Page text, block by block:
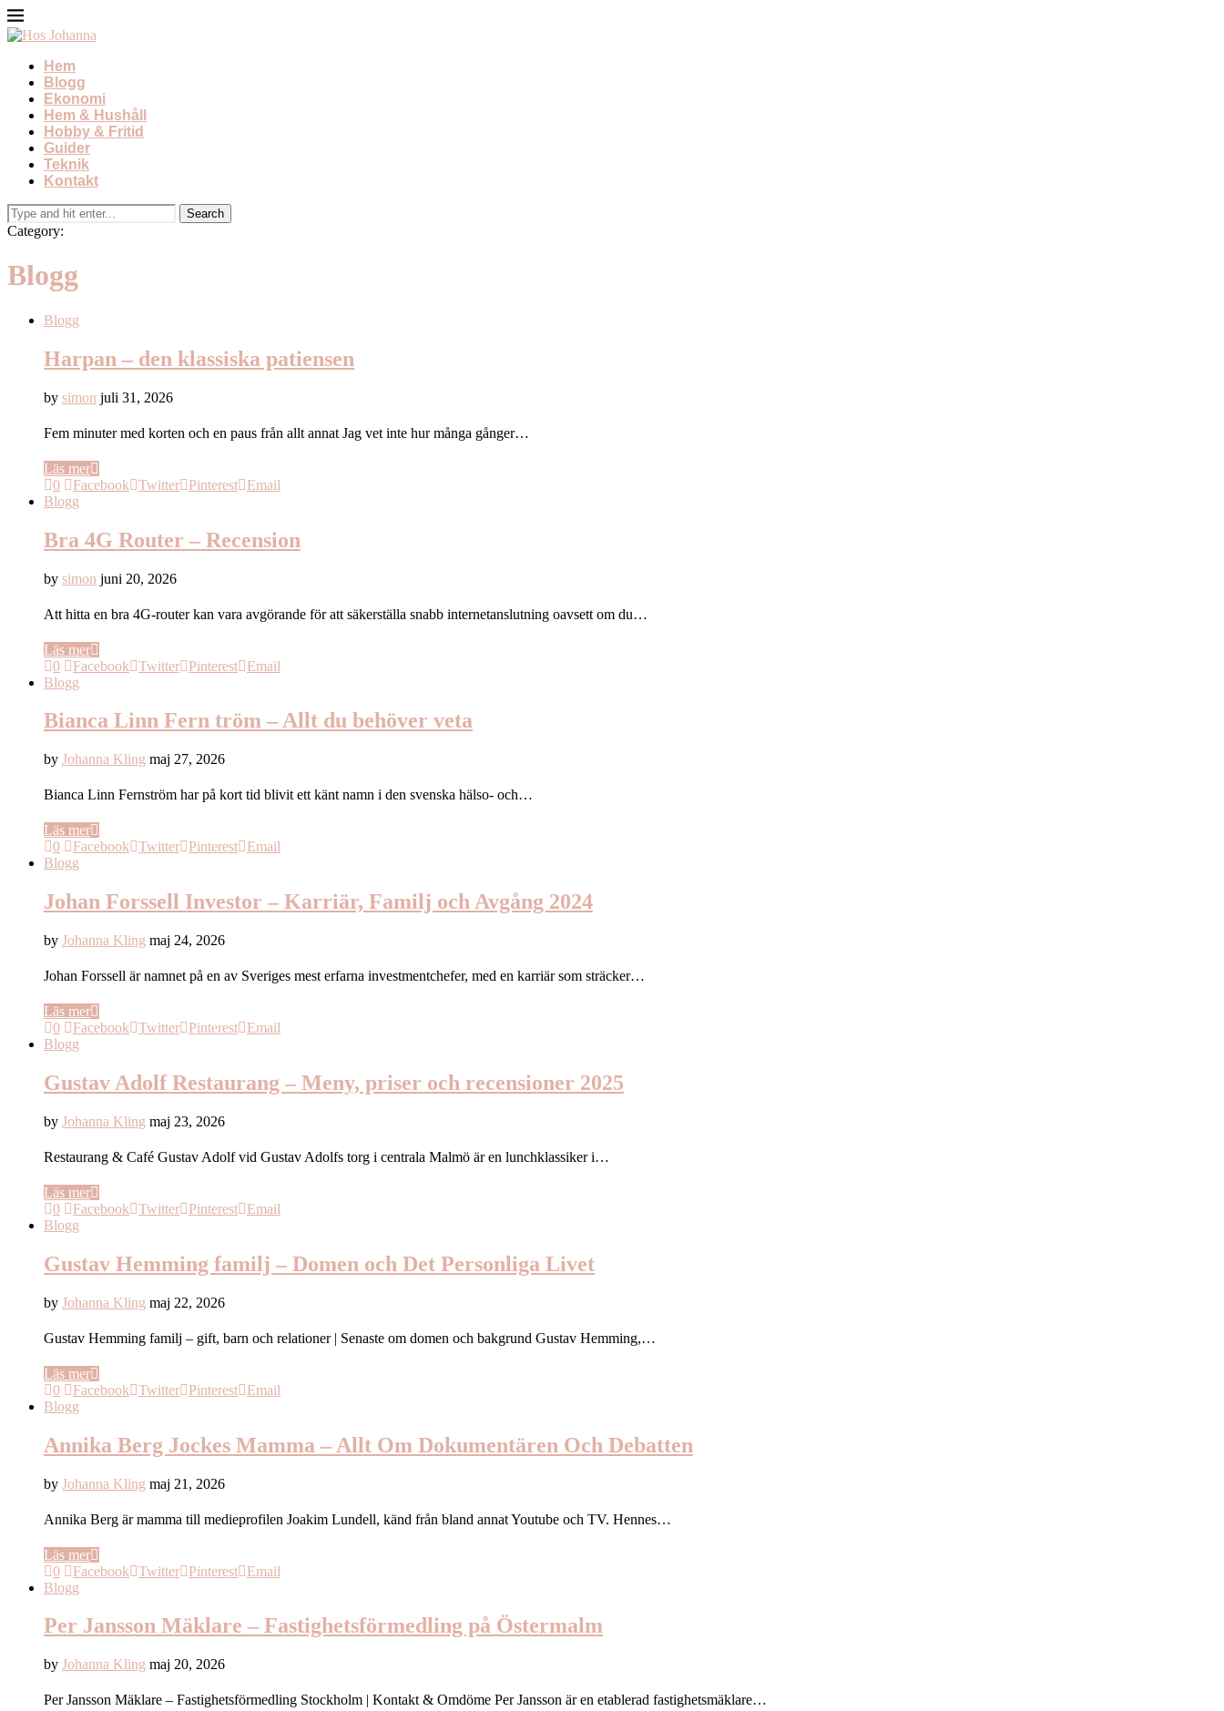
Hem
Blogg
Ekonomi
Hem & Hushåll
Hobby & Fritid
Guider
Teknik
Kontakt
Category:
Blogg
Blogg
Harpan – den klassiska patiensen
by simon juli 31, 2026
Fem minuter med korten och en paus från allt annat Jag vet inte hur många gånger…
Läs mer
0
Facebook Twitter Pinterest
Email
Blogg
Bra 4G Router – Recension
by simon juni 20, 2026
Att hitta en bra 4G-router kan vara avgörande för att säkerställa snabb internetanslutning oavsett om du…
Läs mer
0
Facebook Twitter Pinterest
Email
Blogg
Bianca Linn Fern tröm – Allt du behöver veta
by Johanna Kling maj 27, 2026
Bianca Linn Fernström har på kort tid blivit ett känt namn i den svenska hälso- och…
Läs mer
0
Facebook Twitter Pinterest
Email
Blogg
Johan Forssell Investor – Karriär, Familj och Avgång 2024
by Johanna Kling maj 24, 2026
Johan Forssell är namnet på en av Sveriges mest erfarna investmentchefer, med en karriär som sträcker…
Läs mer
0
Facebook Twitter Pinterest
Email
Blogg
Gustav Adolf Restaurang – Meny, priser och recensioner 2025
by Johanna Kling maj 23, 2026
Restaurang & Café Gustav Adolf vid Gustav Adolfs torg i centrala Malmö är en lunchklassiker i…
Läs mer
0
Facebook Twitter Pinterest
Email
Blogg
Gustav Hemming familj – Domen och Det Personliga Livet
by Johanna Kling maj 22, 2026
Gustav Hemming familj – gift, barn och relationer | Senaste om domen och bakgrund Gustav Hemming,…
Läs mer
0
Facebook Twitter Pinterest
Email
Blogg
Annika Berg Jockes Mamma – Allt Om Dokumentären Och Debatten
by Johanna Kling maj 21, 2026
Annika Berg är mamma till medieprofilen Joakim Lundell, känd från bland annat Youtube och TV. Hennes…
Läs mer
0
Facebook Twitter Pinterest
Email
Blogg
Per Jansson Mäklare – Fastighetsförmedling på Östermalm
by Johanna Kling maj 20, 2026
Per Jansson Mäklare – Fastighetsförmedling Stockholm | Kontakt & Omdöme Per Jansson är en etablerad fastighetsmäklare…